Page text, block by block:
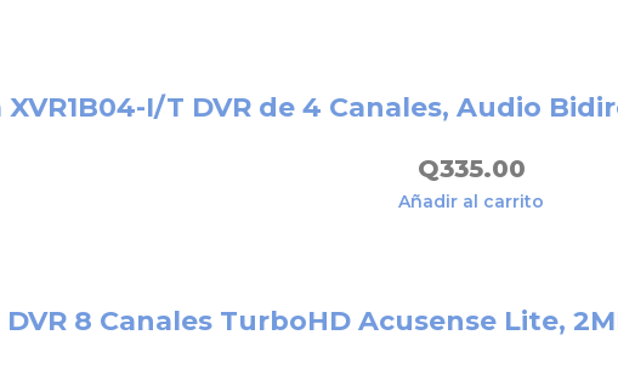
XVR1B04-I/T DVR de 4 Canales, Audio
Q335.00
Añadir al carrito
8 Canales TurboHD Acusense Lite,